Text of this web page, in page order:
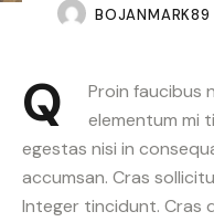
BOJANMARK89
Q
Proin faucibus
elementum mi
egestas nisi in
accumsan. Cras
Integer tincidunt. Cras